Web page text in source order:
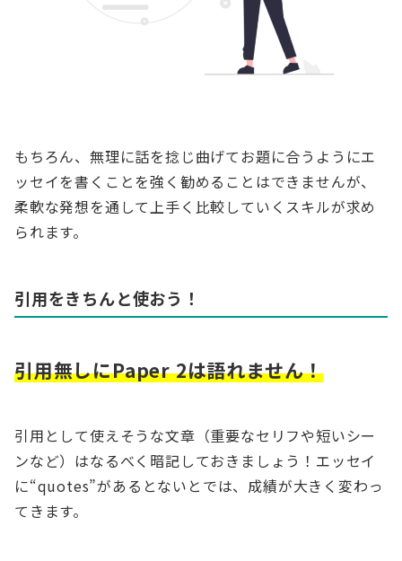
もちろん、無理に話を捻じ曲げてお題に合うようにエ
ッセイを書くことを強く勧めることはできませんが、
柔軟な発想を通して上手く比較していくスキルが求め
られます。
引用をきちんと使おう！
引用無しにPaper 2は語れません！
引用として使えそうな文章（重要なセリフや短いシー
ンなど）はなるべく暗記しておきましょう！エッセイ
に“quotes”があるとないとでは、成績が大きく変わっ
てきます。